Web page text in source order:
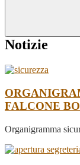
Notizie
FALCONE
Organigramma